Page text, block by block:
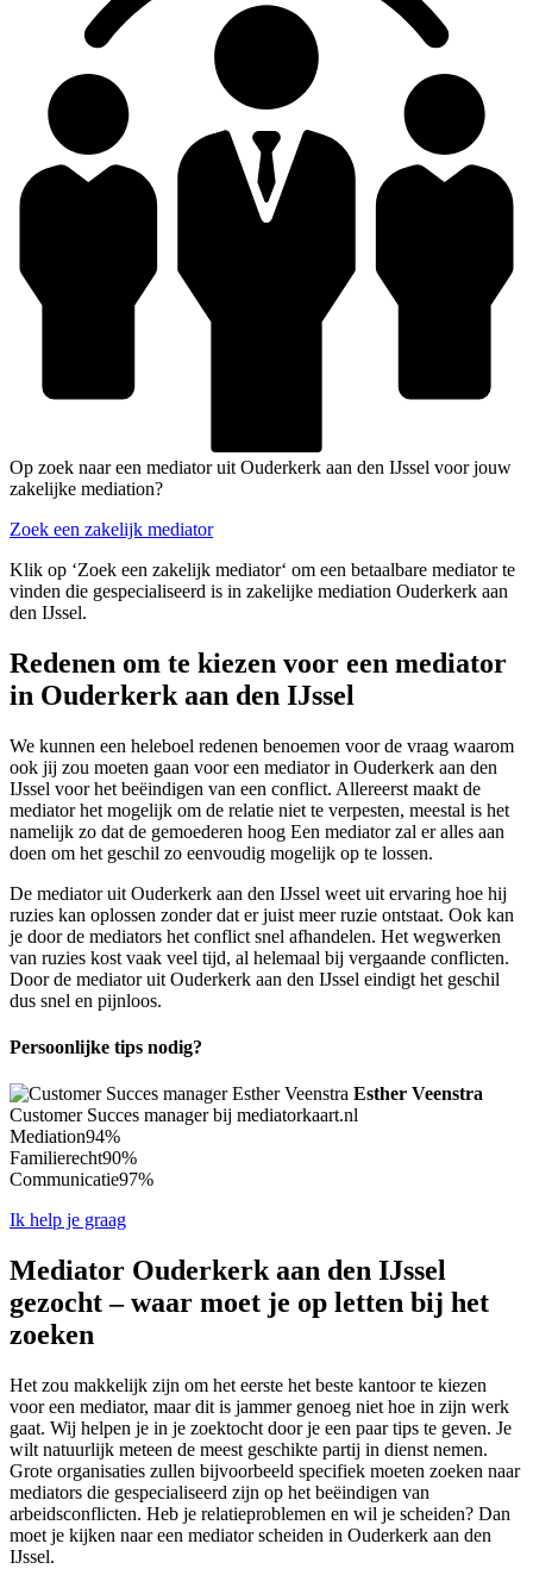
Op zoek naar een mediator uit Ouderkerk aan den IJssel voor jouw
zakelijke mediation?
Zoek een zakelijk mediator
Klik op ‘Zoek een zakelijk mediator‘ om een betaalbare mediator te
vinden die gespecialiseerd is in zakelijke mediation Ouderkerk aan
den IJssel.
Redenen om te kiezen voor een mediator
in Ouderkerk aan den IJssel
We kunnen een heleboel redenen benoemen voor de vraag waarom
ook jij zou moeten gaan voor een mediator in Ouderkerk aan den
IJssel voor het beëindigen van een conflict. Allereerst maakt de
mediator het mogelijk om de relatie niet te verpesten, meestal is het
namelijk zo dat de gemoederen hoog Een mediator zal er alles aan
doen om het geschil zo eenvoudig mogelijk op te lossen.
De mediator uit Ouderkerk aan den IJssel weet uit ervaring hoe hij
ruzies kan oplossen zonder dat er juist meer ruzie ontstaat. Ook kan
je door de mediators het conflict snel afhandelen. Het wegwerken
van ruzies kost vaak veel tijd, al helemaal bij vergaande conflicten.
Door de mediator uit Ouderkerk aan den IJssel eindigt het geschil
dus snel en pijnloos.
Persoonlijke tips nodig?
Esther Veenstra
Customer Succes manager bij mediatorkaart.nl
Mediation94%
Familierecht90%
Communicatie97%
Ik help je graag
Mediator Ouderkerk aan den IJssel
gezocht – waar moet je op letten bij het
zoeken
Het zou makkelijk zijn om het eerste het beste kantoor te kiezen
voor een mediator, maar dit is jammer genoeg niet hoe in zijn werk
gaat. Wij helpen je in je zoektocht door je een paar tips te geven. Je
wilt natuurlijk meteen de meest geschikte partij in dienst nemen.
Grote organisaties zullen bijvoorbeeld specifiek moeten zoeken naar
mediators die gespecialiseerd zijn op het beëindigen van
arbeidsconflicten. Heb je relatieproblemen en wil je scheiden? Dan
moet je kijken naar een mediator scheiden in Ouderkerk aan den
IJssel.